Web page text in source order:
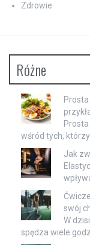
Zdrowie
Różne
wśród tych,
Jak
swój
W
spędza wiele